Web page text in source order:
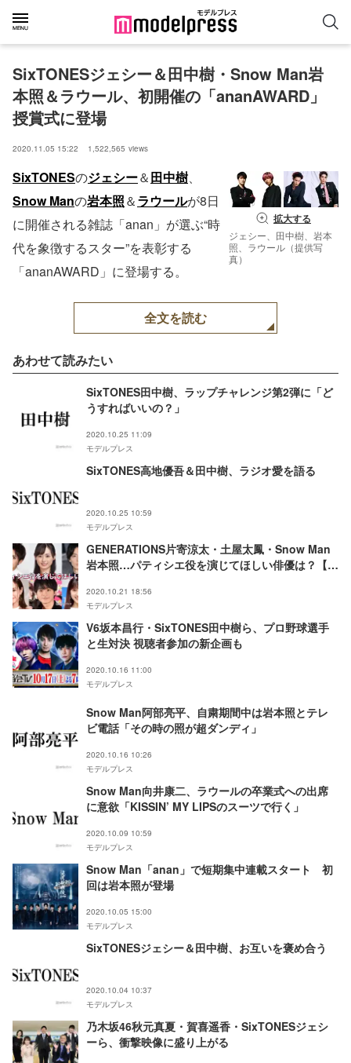
SixTONESジェシー＆田中樹・Snow Man岩
本照＆ラウール、初開催の「ananAWARD」
授賞式に登場
2020.11.05 15:22 1,522,565 views
拡大する
ジェシー、田中樹、岩本
照、ラウール（提供写
真）
SixTONESのジェシー＆田中樹、
Snow Manの岩本照＆ラウールが8日
に開催される雑誌「anan」が選ぶ“時
代を象徴するスター”を表彰する
「ananAWARD」に登場する。
全文を読む
あわせて読みたい
SixTONES田中樹、ラップチャレンジ第2弾に「ど
うすればいいの？」
2020.10.25 11:09
モデルプレス
SixTONES高地優吾＆田中樹、ラジオ愛を語る
2020.10.25 10:59
モデルプレス
GENERATIONS片寄涼太・土屋太鳳・Snow Man
岩本照…パティシエ役を演じてほしい俳優は？【読
2020.10.21 18:56
モデルプレス
V6坂本昌行・SixTONES田中樹ら、プロ野球選手
と生対決 視聴者参加の新企画も
2020.10.16 11:00
モデルプレス
Snow Man阿部亮平、自粛期間中は岩本照とテレ
ビ電話「その時の照が超ダンディ」
2020.10.16 10:26
モデルプレス
Snow Man向井康二、ラウールの卒業式への出席
に意欲「KISSIN’ MY LIPSのスーツで行く」
2020.10.09 10:59
モデルプレス
Snow Man「anan」で短期集中連載スタート 初
回は岩本照が登場
2020.10.05 15:00
モデルプレス
SixTONESジェシー＆田中樹、お互いを褒め合う
2020.10.04 10:37
モデルプレス
乃木坂46秋元真夏・賀喜遥香・SixTONESジェシ
ーら、衝撃映像に盛り上がる